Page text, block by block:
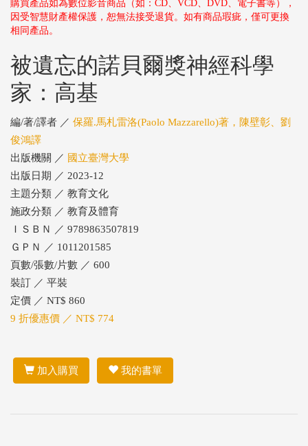
購買產品如為數位影音商品（如：CD、VCD、DVD、電子書等），
因受智慧財產權保護，恕無法接受退貨。如有商品瑕疵，僅可更換
相同產品。
被遺忘的諾貝爾獎神經科學
家：高基
編/著/譯者 ／ 保羅.馬札雷洛(Paolo Mazzarello)著，陳壁彰、劉
俊鴻譯
出版機關 ／ 國立臺灣大學
出版日期 ／ 2023-12
主題分類 ／ 教育文化
施政分類 ／ 教育及體育
ＩＳＢＮ ／ 9789863507819
ＧＰＮ ／ 1011201585
頁數/張數/片數 ／ 600
裝訂 ／ 平裝
定價 ／ NT$ 860
9 折優惠價 ／ NT$ 774
加入購買 我的書單